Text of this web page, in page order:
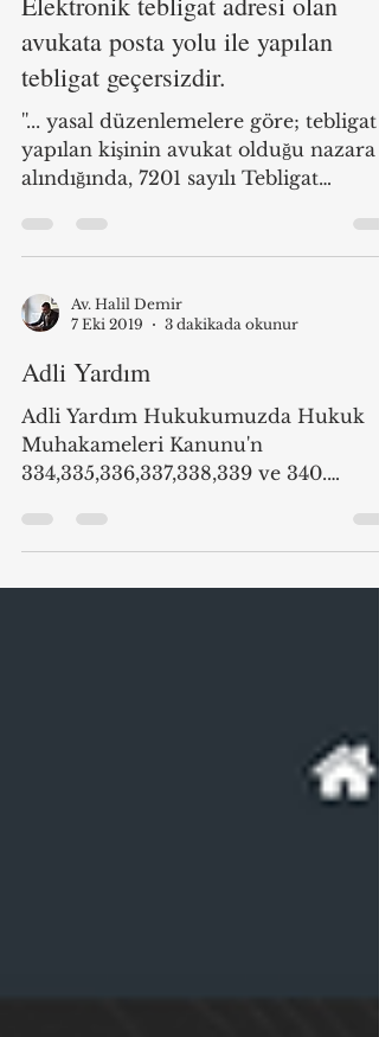
avukata posta yolu ile yapılan
tebligat geçersizdir.
''... yasal düzenlemelere göre; tebligat
yapılan kişinin avukat olduğu nazara
alındığında, 7201 sayılı Tebligat
Av. Halil Demir
7 Eki 2019
3 dakikada okunur
Adli Yardım
Adli Yardım Hukukumuzda Hukuk
Muhakameleri Kanunu'n
334,335,336,337,338,339 ve 340.